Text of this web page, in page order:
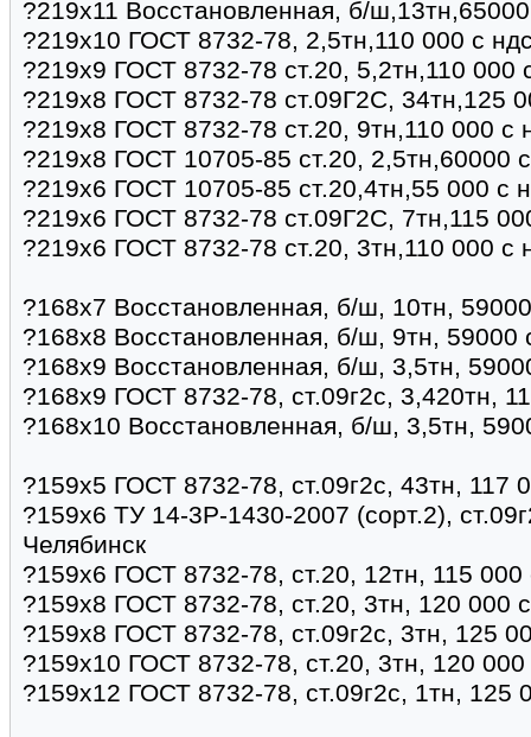
?219х11 Восстановленная, б/
?219х10 ГОСТ 8732-78, 2,5тн,110 000 с
?219х9 ГОСТ 8732-78 ст.20, 5,2тн,110 000
?219х8 ГОСТ 8732-78 ст.09Г2С, 34тн,125
?219х8 ГОСТ 8732-78 ст.20, 9тн,110 000 с
?219х8 ГОСТ 10705-85 ст.20, 2,5тн,60000
?219х6 ГОСТ 10705-85 ст.20,4тн,55 000 с
?219х6 ГОСТ 8732-78 ст.09Г2С, 7тн,115
?219х6 ГОСТ 8732-78 ст.20, 3тн,110 000 с
?168х7 Восстановленная, б/ш, 10тн,
?168х8 Восстановленная, б/ш, 9тн, 59000
?168х9 Восстановленная, б/ш, 3,5тн,
?168х9 ГОСТ 8732-78, ст.09г2с, 3,420тн,
?168х10 Восстановленная, б/ш, 3,5тн,
?159х5 ГОСТ 8732-78, ст.09г2с, 43тн, 117
?159х6 ТУ 14-3Р-1430-2007 (сорт.2),
Челябинск
?159х6 ГОСТ 8732-78, ст.20, 12тн, 115
?159х8 ГОСТ 8732-78, ст.20, 3тн, 120 000
?159х8 ГОСТ 8732-78, ст.09г2с, 3тн, 125
?159х10 ГОСТ 8732-78, ст.20, 3тн, 120
?159х12 ГОСТ 8732-78, ст.09г2с, 1тн, 125